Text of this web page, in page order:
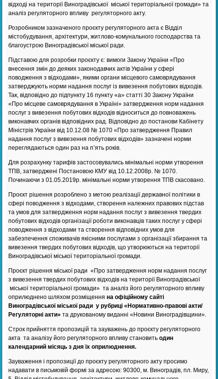
відході на території Виноградівської міської територіальної громади» та
аналіз регуляторного впливу регуляторного акту.
Розробником зазначеного проєкту регуляторного акта є Відділ
містобудування, архітектури, житлово-комунального господарства та
благоустрою Виноградівської міської ради.
Підставою для розробки проєкту є: вимоги Закону України «Про
внесення змін до деяких законодавчих актів України у сфері
поводження з відходами», якими органи місцевого самоврядування
затверджують норми надання послуг із вивезення побутових відходів.
Так, відповідно до підпункту 16 пункту «а» статті 30 Закону України
«Про місцеве самоврядування в Україні» затвердження норм надання
послуг з вивезення побутових відходів відноситься до повноважень
виконавчих органів відповідних рад. Відповідно до постанови Кабінету
Міністрів України від 10.12.08 № 1070 «Про затвердження Правил
надання послуг з вивезення побутових відходів» зазначені норми
переглядаються один раз на п’ять років.
Для розрахунку тарифів застосовувались мінімальні норми утворення
ТПВ, затверджені Постановою КМУ від 10.12.2008р. № 1070.
Починаючи з 01.05.2019р. мінімальні норми утворення ТПВ скасовано.
Проєкт рішення розроблено з метою реалізації державної політики в
сфері поводження з відходами, створення належних правових підстав
та умов для затвердження норм надання послуг з вивезення твердих
побутових відходів організації роботи виконавців таких послуг у сфері
поводження з відходами та створення відповідних умов для
забезпечення споживачів якісними послугами з організації збирання та
вивезення твердих побутових відходів, що утворюються на території
Виноградівської міської територіальної громади.
Проєкт рішення міської ради «Про затвердження норм надання послуг
з вивезення твердих побутових відходів на території Виноградівської
міської територіальної громади» та аналіз його регуляторного впливу
оприлюднено шляхом розміщенняна офіційному сайті
Виноградівської міської ради у рубриці «Нормативно-правові акти/
Регуляторні акти»та друкованому виданні «Новини Виноградівщини».
Строк прийняття пропозицій та зауважень до проєкту регуляторного
акта та аналізу його регуляторного впливу становитьодин
календарний місяць з дня їх оприлюднення.
Зауваження і пропозиції до проєкту регуляторного акту просимо
надавати в письмовій формі за адресою: 90300, м. Виноградів, пл. Миру,